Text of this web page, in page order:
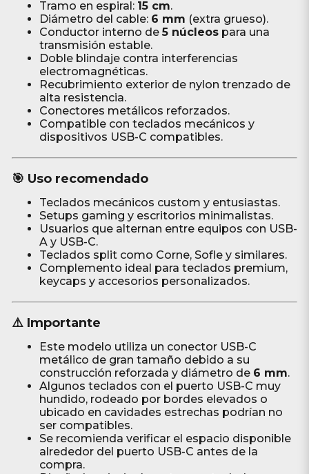
Tramo en espiral: 15 cm.
Diámetro del cable: 6 mm (extra grueso).
Conductor interno de5 núcleospara una
transmisión estable.
Doble blindaje contra interferencias
electromagnéticas.
Recubrimiento exterior de nylon trenzado de
alta resistencia.
Conectores metálicos reforzados.
Compatible con teclados mecánicos y
dispositivos USB-C compatibles.
🎯 Uso recomendado
Teclados mecánicos custom y entusiastas.
Setups gaming y escritorios minimalistas.
Usuarios que alternan entre equipos con USB-
A y USB-C.
Teclados split como Corne, Sofle y similares.
Complemento ideal para teclados premium,
keycaps y accesorios personalizados.
⚠️ Importante
Este modelo utiliza un conector USB-C
metálico de gran tamaño debido a su
construcción reforzada y diámetro de 6 mm.
Algunos teclados con el puerto USB-C muy
hundido, rodeado por bordes elevados o
ubicado en cavidades estrechas podrían no
ser compatibles.
Se recomienda verificar el espacio disponible
alrededor del puerto USB-C antes de la
compra.